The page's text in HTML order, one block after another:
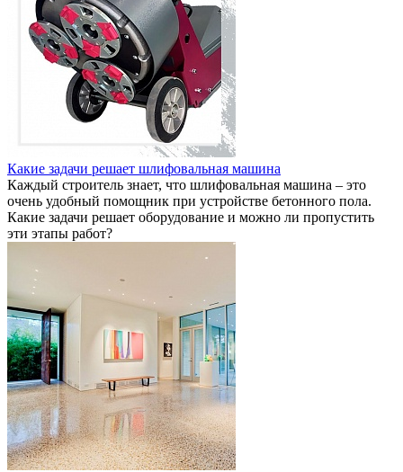
Какие задачи решает шлифовальная машина
Каждый строитель знает, что шлифовальная машина – это
очень удобный помощник при устройстве бетонного пола.
Какие задачи решает оборудование и можно ли пропустить
эти этапы работ?